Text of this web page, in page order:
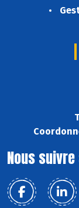
Nous